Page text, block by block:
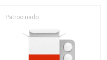
Laboratório
Por Menos
Patrocinado